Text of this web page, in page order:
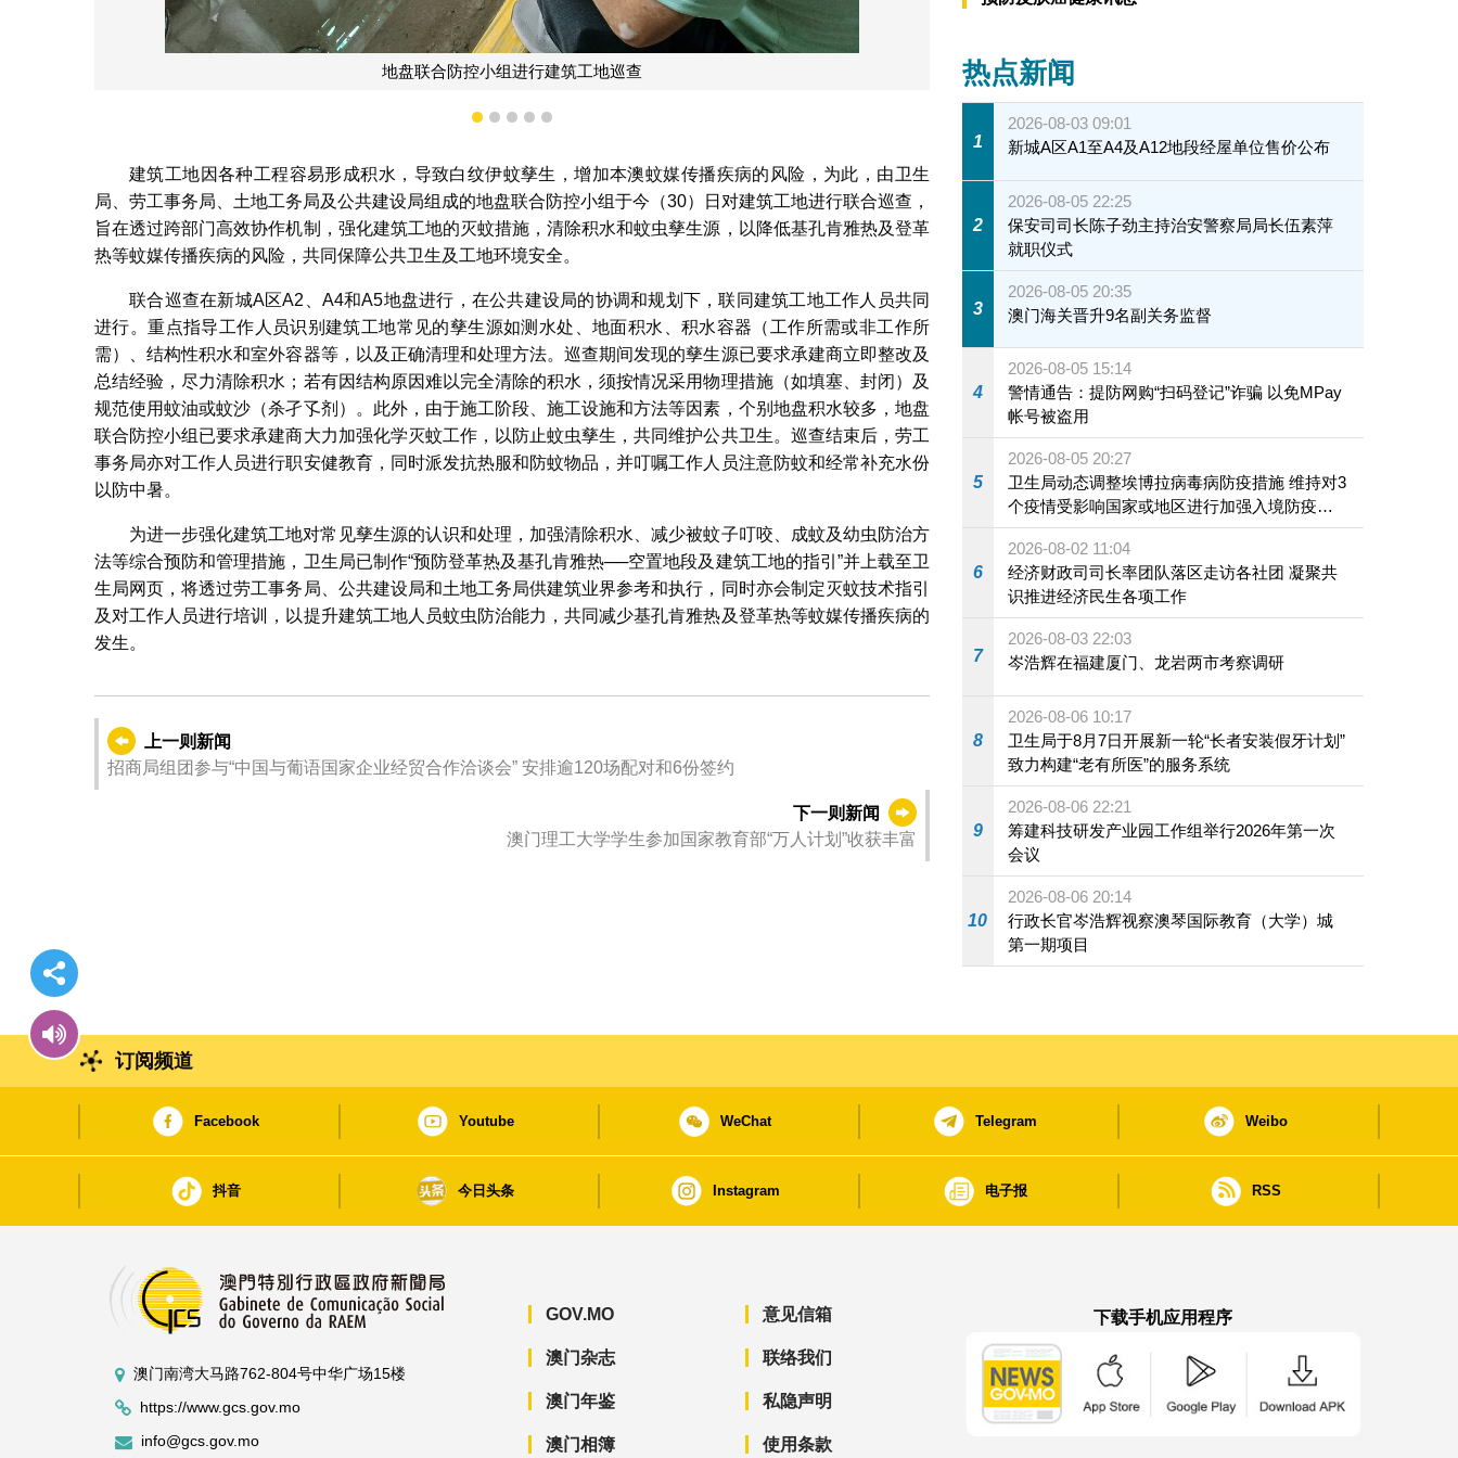
地盘联合防控小组进行建筑工地巡查
1 2 3 4 5
建筑工地因各种工程容易形成积水，导致白纹伊蚊孳生，增加本澳蚊媒传播疾病的风险，为此，由卫生
局、劳工事务局、土地工务局及公共建设局组成的地盘联合防控小组于今（30）日对建筑工地进行联合巡查，
旨在透过跨部门高效协作机制，强化建筑工地的灭蚊措施，清除积水和蚊虫孳生源，以降低基孔肯雅热及登革
热等蚊媒传播疾病的风险，共同保障公共卫生及工地环境安全。
联合巡查在新城A区A2、A4和A5地盘进行，在公共建设局的协调和规划下，联同建筑工地工作人员共同
进行。重点指导工作人员识别建筑工地常见的孳生源如测水处、地面积水、积水容器（工作所需或非工作所
需）、结构性积水和室外容器等，以及正确清理和处理方法。巡查期间发现的孳生源已要求承建商立即整改及
总结经验，尽力清除积水；若有因结构原因难以完全清除的积水，须按情况采用物理措施（如填塞、封闭）及
规范使用蚊油或蚊沙（杀孑孓剂）。此外，由于施工阶段、施工设施和方法等因素，个别地盘积水较多，地盘
联合防控小组已要求承建商大力加强化学灭蚊工作，以防止蚊虫孳生，共同维护公共卫生。巡查结束后，劳工
事务局亦对工作人员进行职安健教育，同时派发抗热服和防蚊物品，并叮嘱工作人员注意防蚊和经常补充水份
以防中暑。
为进一步强化建筑工地对常见孳生源的认识和处理，加强清除积水、减少被蚊子叮咬、成蚊及幼虫防治方
法等综合预防和管理措施，卫生局已制作“预防登革热及基孔肯雅热──空置地段及建筑工地的指引”︁并上载至卫
生局网页，将透过劳工事务局、公共建设局和土地工务局供建筑业界参考和执行，同时亦会制定灭蚊技术指引
及对工作人员进行培训，以提升建筑工地人员蚊虫防治能力，共同减少基孔肯雅热及登革热等蚊媒传播疾病的
发生。
上一则新闻
招商局组团参与“中国与葡语国家企业经贸合作洽谈会” 安排逾120场配对和6份签约
下一则新闻
澳门理工大学学生参加国家教育部“万人计划”收获丰富
热点新闻
1
2026-08-03 09:01
新城A区A1至A4及A12地段经屋单位售价公布
2
2026-08-05 22:25
保安司司长陈子劲主持治安警察局局长伍素萍
就职仪式
3
2026-08-05 20:35
澳门海关晋升9名副关务监督
4
2026-08-05 15:14
警情通告：提防网购“扫码登记”诈骗 以免MPay
帐号被盗用
5
2026-08-05 20:27
卫生局动态调整埃博拉病毒病防疫措施 维持对3
个疫情受影响国家或地区进行加强入境防疫措
施
6
2026-08-02 11:04
经济财政司司长率团队落区走访各社团 凝聚共
识推进经济民生各项工作
7
2026-08-03 22:03
岑浩辉在福建厦门、龙岩两市考察调研
8
2026-08-06 10:17
卫生局于8月7日开展新一轮“长者安装假牙计划”
致力构建“老有所医”的服务系统
9
2026-08-06 22:21
筹建科技研发产业园工作组举行2026年第一次
会议
10
2026-08-06 20:14
行政长官岑浩辉视察澳琴国际教育（大学）城
第一期项目
订阅频道
Facebook Youtube WeChat Telegram Weibo
抖音 今日头条 Instagram 电子报 RSS
澳门南湾大马路762-804号中华广场15楼
https://www.gcs.gov.mo
info@gcs.gov.mo
GOV.MO
澳门杂志
澳门年鉴
澳门相簿
意见信箱
联络我们
私隐声明
使用条款
下载手机应用程序